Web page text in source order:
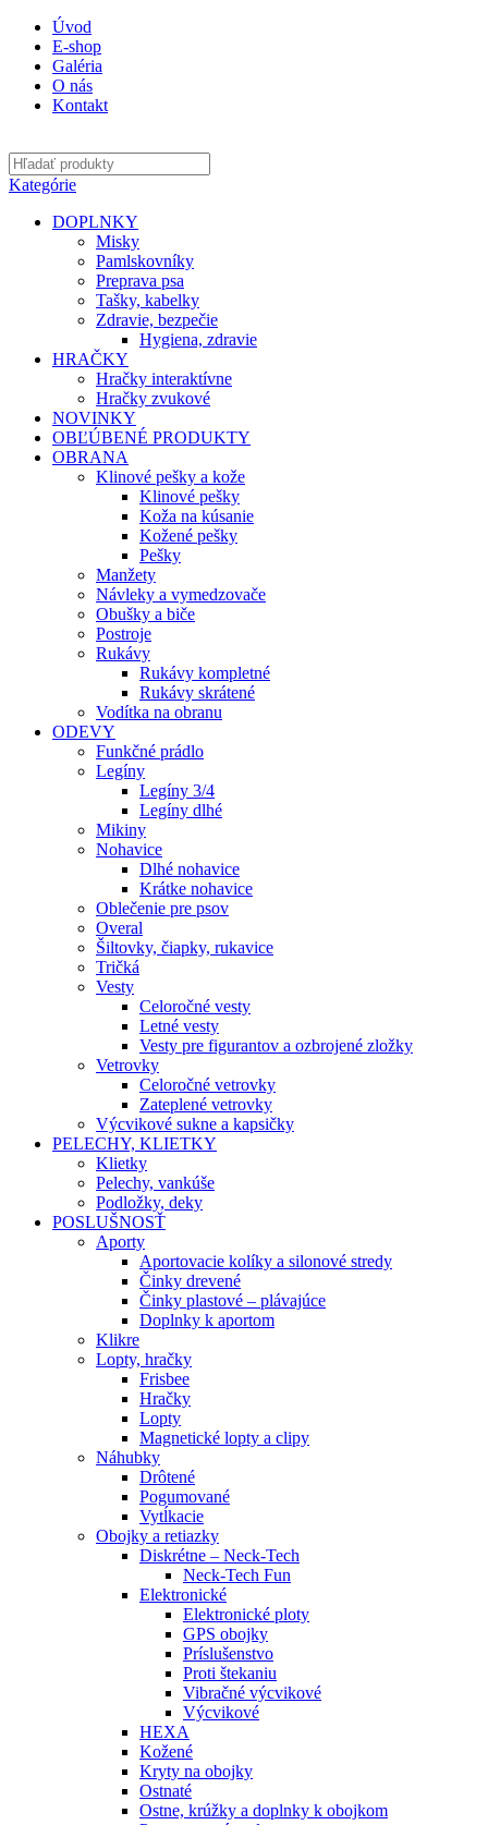
Úvod
E-shop
Galéria
O nás
Kontakt
Kategórie
DOPLNKY
Misky
Pamlskovníky
Preprava psa
Tašky, kabelky
Zdravie, bezpečie
Hygiena, zdravie
HRAČKY
Hračky interaktívne
Hračky zvukové
NOVINKY
OBĽÚBENÉ PRODUKTY
OBRANA
Klinové pešky a kože
Klinové pešky
Koža na kúsanie
Kožené pešky
Pešky
Manžety
Návleky a vymedzovače
Obušky a biče
Postroje
Rukávy
Rukávy kompletné
Rukávy skrátené
Vodítka na obranu
ODEVY
Funkčné prádlo
Legíny
Legíny 3/4
Legíny dlhé
Mikiny
Nohavice
Dlhé nohavice
Krátke nohavice
Oblečenie pre psov
Overal
Šiltovky, čiapky, rukavice
Tričká
Vesty
Celoročné vesty
Letné vesty
Vesty pre figurantov a ozbrojené zložky
Vetrovky
Celoročné vetrovky
Zateplené vetrovky
Výcvikové sukne a kapsičky
PELECHY, KLIETKY
Klietky
Pelechy, vankúše
Podložky, deky
POSLUŠNOSŤ
Aporty
Aportovacie kolíky a silonové stredy
Činky drevené
Činky plastové – plávajúce
Doplnky k aportom
Klikre
Lopty, hračky
Frisbee
Hračky
Lopty
Magnetické lopty a clipy
Náhubky
Drôtené
Pogumované
Vytĺkacie
Obojky a retiazky
Diskrétne – Neck-Tech
Neck-Tech Fun
Elektronické
Elektronické ploty
GPS obojky
Príslušenstvo
Proti štekaniu
Vibračné výcvikové
Výcvikové
HEXA
Kožené
Kryty na obojky
Ostnaté
Ostne, krúžky a doplnky k obojkom